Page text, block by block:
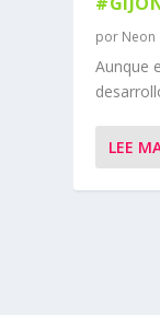
por Neon
Aunque
LEE